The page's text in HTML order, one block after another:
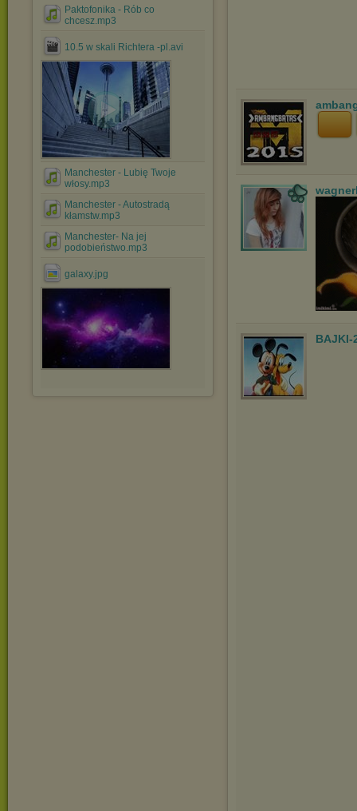
Paktofonika - Rób co
chcesz.mp3
10.5 w skali Richtera -pl.avi
Manchester - Lubię Twoje
włosy.mp3
Manchester - Autostradą
kłamstw.mp3
Manchester- Na jej
podobieństwo.mp3
galaxy.jpg
BAJKI-